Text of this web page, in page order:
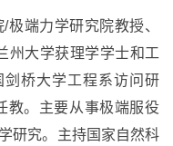
端力学研究院教授、
州大学获理学学士和工
剑桥大学工程系访问研
教。主要从事极端服役
研究。主持国家自然科